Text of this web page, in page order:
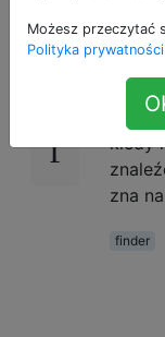
13
W
w
kiedy
zna
finder
Możesz przeczytać
Polityka prywatności